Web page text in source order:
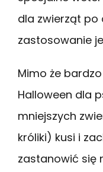
dla zwierząt
zastosowanie
Mimo że
Halloween dla
mniejszych
króliki) kusi i
zastanowić się